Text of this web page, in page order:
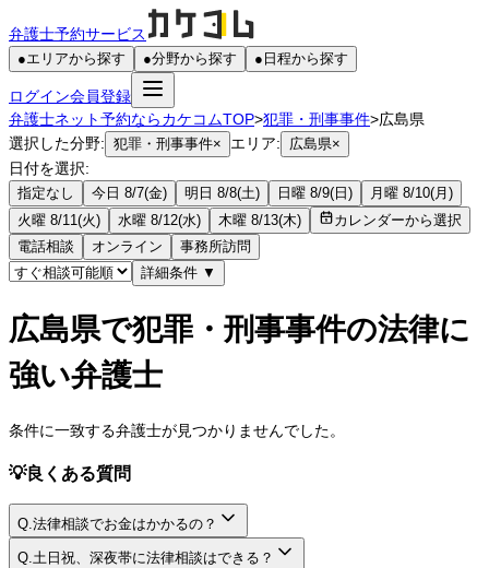
弁護士予約サービス
●エリアから探す ●分野から探す ● 日程から探す
ログイン会員登録
弁護士ネット予約ならカケコムTOP>犯罪・刑事事件>広島県
選択した分野: 犯罪・刑事事件× エリア: 広島県×
日付を選択:
指定なし 今日 8/7(金) 明日 8/8(土) 日曜 8/9(日)
月曜 8/10(月)
火曜 8/11(火)
水曜 8/12(水) 木曜 8/13(木)
カレンダーから選択
電話相談
オンライン
事務所訪問
詳細条件 ▼
広島県で犯罪・刑事事件の法律に
強い弁護士
条件に一致する弁護士が見つかりませんでした。
💡良くある質問
Q.法律相談でお金はかかるの？
A.
Q.土日祝、深夜帯に法律相談はできる？